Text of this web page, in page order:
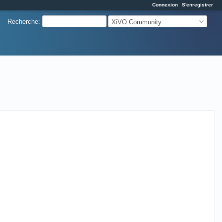
Connexion S'enregistrer
Recherche: XiVO Community